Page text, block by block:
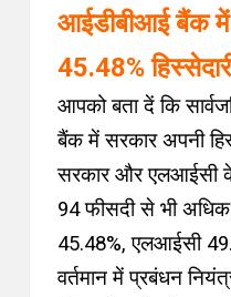
आईडीबीआई बैंक में
45.48%
आपको बता दें कि
बैंक में सरकार अपनी
सरकार और एलआईसी
94 फीसदी से भी अधिक
45.48%, एलआईसी
वर्तमान में प्रबंधन